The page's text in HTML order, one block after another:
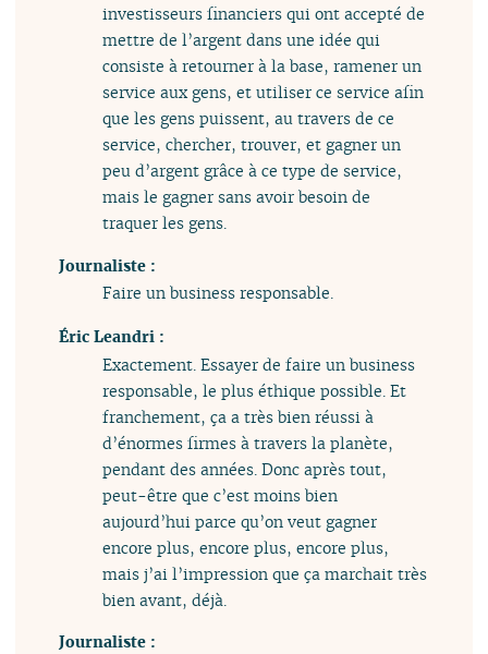
investisseurs financiers qui ont accepté de
mettre de l’argent dans une idée qui
consiste à retourner à la base, ramener un
service aux gens, et utiliser ce service afin
que les gens puissent, au travers de ce
service, chercher, trouver, et gagner un
peu d’argent grâce à ce type de service,
mais le gagner sans avoir besoin de
traquer les gens.
Journaliste :
Faire un business responsable.
Éric Leandri :
Exactement. Essayer de faire un business
responsable, le plus éthique possible. Et
franchement, ça a très bien réussi à
d’énormes firmes à travers la planète,
pendant des années. Donc après tout,
peut-être que c’est moins bien
aujourd’hui parce qu’on veut gagner
encore plus, encore plus, encore plus,
mais j’ai l’impression que ça marchait très
bien avant, déjà.
Journaliste :